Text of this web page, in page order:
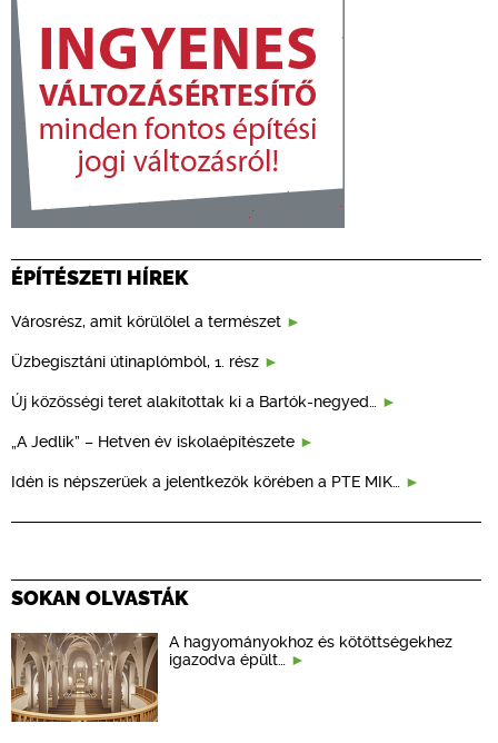
ÉPÍTÉSZETI HÍREK
Városrész, amit körülölel a természet
Üzbegisztáni útinaplómból, 1. rész
Új közösségi teret alakítottak ki a Bartók-negyed…
„A Jedlik” – Hetven év iskolaépítészete
Idén is népszerűek a jelentkezők körében a PTE MIK…
SOKAN OLVASTÁK
A hagyományokhoz és kötöttségekhez
igazodva épült…